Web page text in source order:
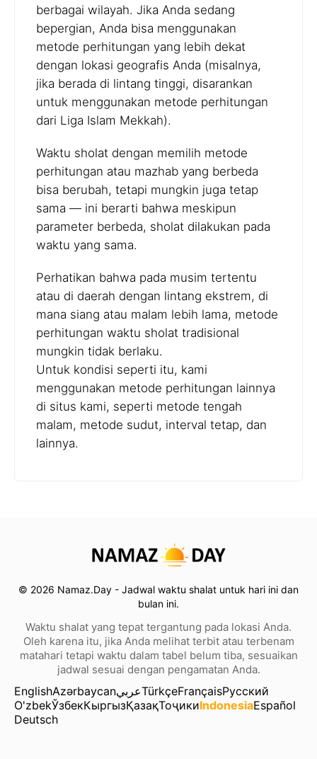
berbagai wilayah. Jika Anda sedang
bepergian, Anda bisa menggunakan
metode perhitungan yang lebih dekat
dengan lokasi geografis Anda (misalnya,
jika berada di lintang tinggi, disarankan
untuk menggunakan metode perhitungan
dari Liga Islam Mekkah).
Waktu sholat dengan memilih metode
perhitungan atau mazhab yang berbeda
bisa berubah, tetapi mungkin juga tetap
sama — ini berarti bahwa meskipun
parameter berbeda, sholat dilakukan pada
waktu yang sama.
Perhatikan bahwa pada musim tertentu
atau di daerah dengan lintang ekstrem, di
mana siang atau malam lebih lama, metode
perhitungan waktu sholat tradisional
mungkin tidak berlaku.
Untuk kondisi seperti itu, kami
menggunakan metode perhitungan lainnya
di situs kami, seperti metode tengah
malam, metode sudut, interval tetap, dan
lainnya.
© 2026 Namaz.Day - Jadwal waktu shalat untuk hari ini dan
bulan ini.
Waktu shalat yang tepat tergantung pada lokasi Anda.
Oleh karena itu, jika Anda melihat terbit atau terbenam
matahari tetapi waktu dalam tabel belum tiba, sesuaikan
jadwal sesuai dengan pengamatan Anda.
EnglishAzərbaycanعربيTürkçeFrançaisРусский
O'zbekЎзбекКыргызҚазақТоҷикиIndonesiaEspañol
Deutsch